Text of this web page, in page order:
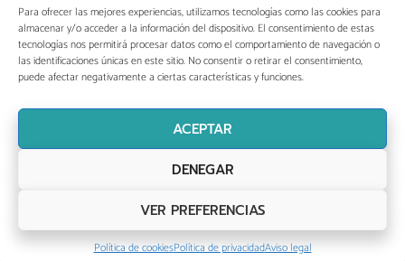
Para ofrecer las mejores experiencias, utilizamos tecnologías como las cookies para
almacenar y/o acceder a la información del dispositivo. El consentimiento de estas
tecnologías nos permitirá procesar datos como el comportamiento de navegación o
las identificaciones únicas en este sitio. No consentir o retirar el consentimiento,
puede afectar negativamente a ciertas características y funciones.
ACEPTAR
DENEGAR
VER PREFERENCIAS
Política de cookiesPolítica de privacidadAviso legal
Viernes
de 10:00 a 14:00
© 2022 Clínica Dental Castilla | CIF: B19369685 | Nº RS:
05-C251-0119 | Todos los derechos reservados |
Web:Global.es